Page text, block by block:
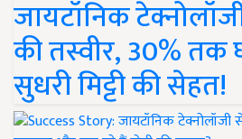
जायटॉनिक
की तस्वीर, 30%
सुधरी मिट्टी की सेहत!